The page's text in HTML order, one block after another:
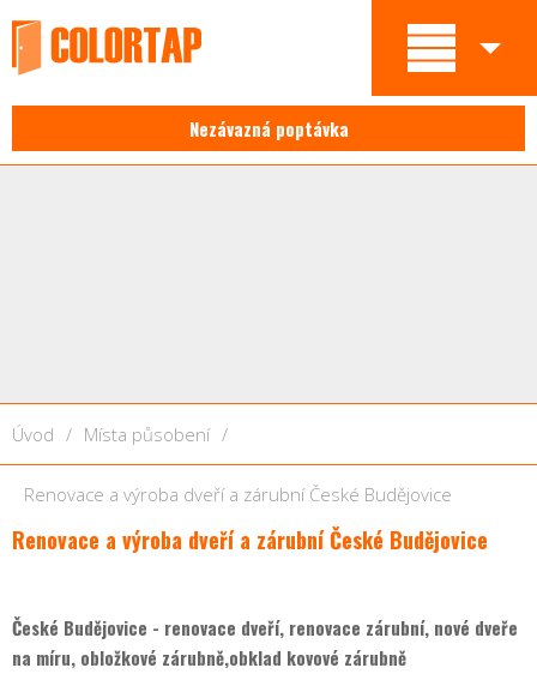
Nezávazná poptávka
Úvod / Místa působení /
Renovace a výroba dveří a zárubní České Budějovice
Renovace a výroba dveří a zárubní České Budějovice
České Budějovice - renovace dveří, renovace zárubní, nové dveře
na míru, obložkové zárubně,obklad kovové zárubně